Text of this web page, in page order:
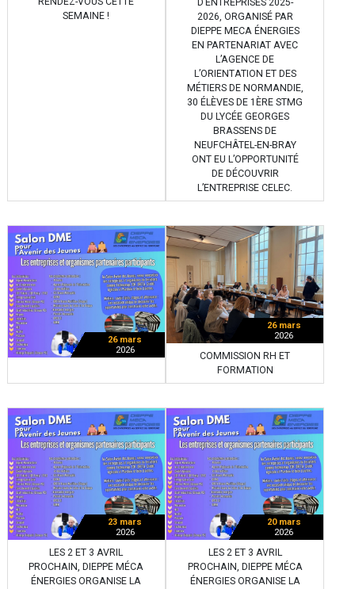
SEMAINE !
D’ENTREPRISES 2025-
2026, ORGANISÉ PAR
DIEPPE MECA ÉNERGIES
EN PARTENARIAT AVEC
L’AGENCE DE
L’ORIENTATION ET DES
MÉTIERS DE NORMANDIE,
30 ÉLÈVES DE 1ÈRE STMG
DU LYCÉE GEORGES
BRASSENS DE
NEUFCHÂTEL-EN-BRAY
ONT EU L’OPPORTUNITÉ
DE DÉCOUVRIR
L’ENTREPRISE CELEC.
26 mars
2026
26 mars
2026
COMMISSION RH ET
FORMATION
23 mars
2026
LES 2 ET 3 AVRIL
PROCHAIN, DIEPPE MÉCA
ÉNERGIES ORGANISE LA
20 mars
2026
LES 2 ET 3 AVRIL
PROCHAIN, DIEPPE MÉCA
ÉNERGIES ORGANISE LA